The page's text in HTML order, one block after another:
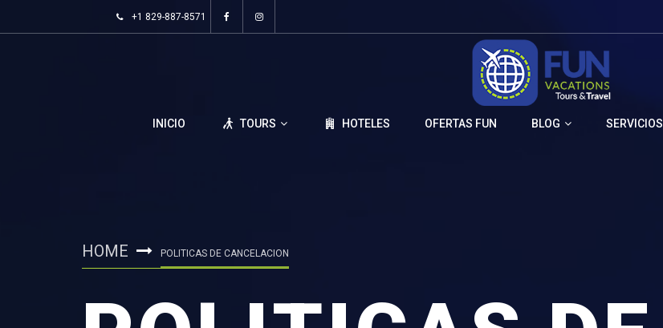
+1 829-887-8571
INICIO TOURS HOTELES OFERTAS FUN BLOG SERVICIOS
HOME POLITICAS DE CANCELACION